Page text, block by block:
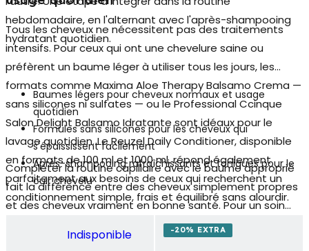
hebdomadaire, en l'alternant avec l'après-shampooing
hydratant quotidien.
Tous les cheveux ne nécessitent pas des traitements
intensifs. Pour ceux qui ont une chevelure saine ou
préfèrent un baume léger à utiliser tous les jours, les
formats comme Maxima Aloe Therapy Balsamo Crema —
sans silicones ni sulfates — ou le Professional Ccinque
Salon Delight Balsamo Idratante sont idéaux pour le
lavage quotidien. Le Reuzel Daily Conditioner, disponible
en formats de 100 ml et 1000 ml, répond également
parfaitement aux besoins de ceux qui recherchent un
conditionnement simple, frais et équilibré sans alourdir.
Baumes légers pour cheveux normaux et usage
quotidien
Formules sans silicones pour les cheveux qui
s'épaississent facilement
Après-shampooing rafraîchissants et toniques pour le
cuir chevelu
Compléter la routine capillaire avec le baume approprié
fait la différence entre des cheveux simplement propres
et des cheveux vraiment en bonne santé. Pour un soin
encore plus complet, associez le baume aux shampoings,
aux traitements leave-in et aux masques capillaires
Indisponible -20% EXTRA